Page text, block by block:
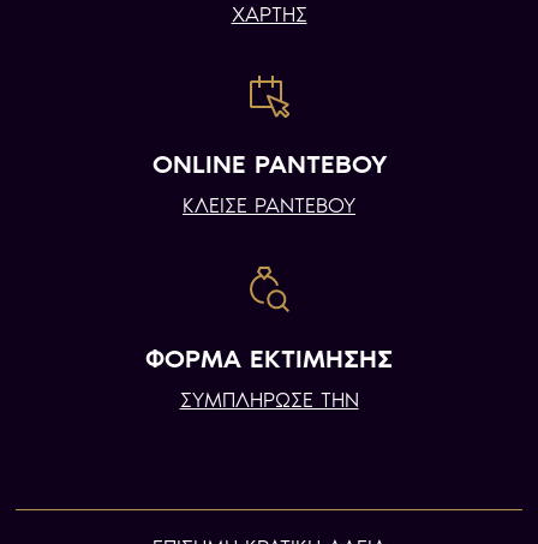
ΧΑΡΤΗΣ
ONLINE ΡΑΝΤΕΒΟΥ
ΚΛΕΙΣΕ ΡΑΝΤΕΒΟΥ
ΦΟΡΜΑ ΕΚΤΙΜΗΣΗΣ
ΣΥΜΠΛΗΡΩΣΕ ΤΗΝ